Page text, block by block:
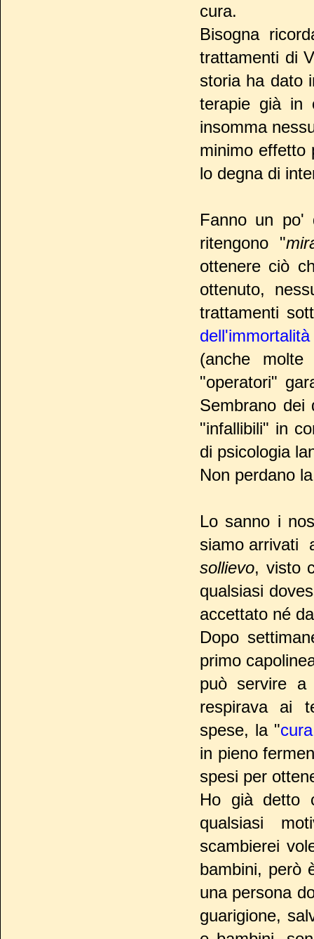
cura.
Bisogna
trattamenti di
storia ha dato
terapie già in
insomma
minimo effetto
lo degna di
Fanno un po'
ritengono "
ottenere ciò
ottenuto,
trattamenti
dell'immortalità
(anche
"operatori"
Sembrano dei
"infallibili" in
di psicologia
Non perdano
Lo sanno i
siamo arrivati
sollievo, visto
qualsiasi
accettato né
Dopo
primo
può servire
respirava ai
spese, la "
in pieno
spesi per
Ho già detto
qualsiasi
scambierei
bambini, però
una persona
guarigione,